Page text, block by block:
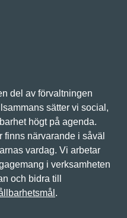
del av förvaltningen
sätter vi social,
högt på agenda.
närvarande i såväl
vardag. Vi arbetar
i verksamheten
och bidra till
.